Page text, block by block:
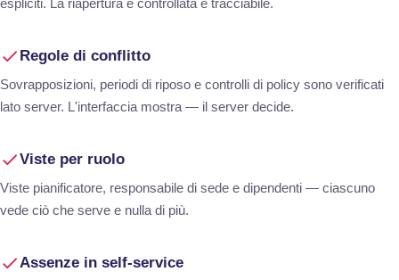
Regole di conflitto
Sovrapposizioni, periodi di riposo e controlli di policy sono verificati
lato server. L'interfaccia mostra — il server decide.
Viste per ruolo
Viste pianificatore, responsabile di sede e dipendenti — ciascuno
vede ciò che serve e nulla di più.
Assenze in self-service